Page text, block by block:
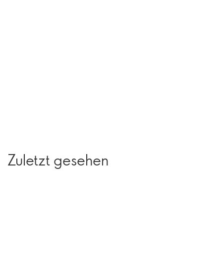
Zuletzt gesehen